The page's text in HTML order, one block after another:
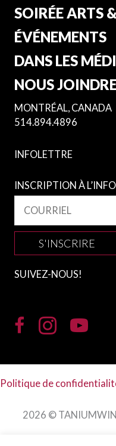
SOIRÉE ARTS
ÉVÉNEMENTS
DANS LES
NOUS
MONTRÉAL, CANADA
514.894.4896
INFOLETTRE
INSCRIPTION À
S'INSCRIRE
SUIVEZ-NOUS!
Politique de
2026 ©